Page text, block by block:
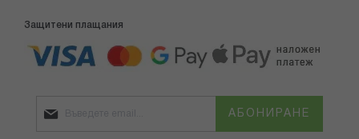
Защитени плащания
АБОНИРАНЕ